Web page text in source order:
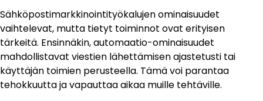
Sähköpostimarkkinointityökalujen ominaisuudet
vaihtelevat, mutta tietyt toiminnot ovat erityisen
tärkeitä. Ensinnäkin, automaatio-ominaisuudet
mahdollistavat viestien lähettämisen ajastetusti tai
käyttäjän toimien perusteella. Tämä voi parantaa
tehokkuutta ja vapauttaa aikaa muille tehtäville.